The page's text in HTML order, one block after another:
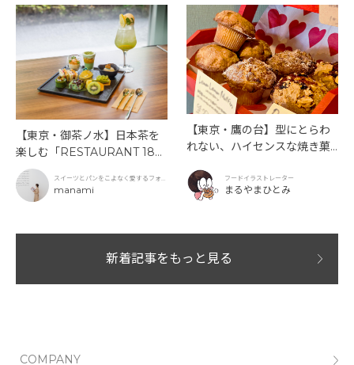
【東京・御茶ノ水】日本茶を
楽しむ「RESTAURANT 189
9 OCHANOMIZU」の抹茶ア
フタヌーンティーと新作クリ
ームソーダ
スイーツとパンをこよなく愛するフォト
グラファー
manami
【東京・鷹の台】型にとらわ
れない、ハイセンスな焼き菓
フードイラストレーター
まるやまひとみ
新着記事をもっと見る
COMPANY